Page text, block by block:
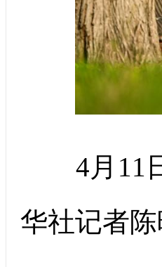
4月11日
华社记者